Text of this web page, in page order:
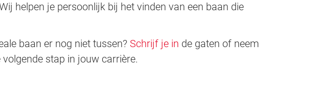
helpen je persoonlijk bij het vinden van een baan die
baan er nog niet tussen? Schrijf je in de gaten of neem
stap in jouw carrière.